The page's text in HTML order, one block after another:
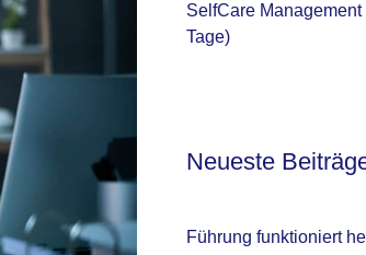
SelfCare
Tage)
Neueste
Führung funktioniert